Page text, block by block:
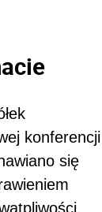
konferencji
się